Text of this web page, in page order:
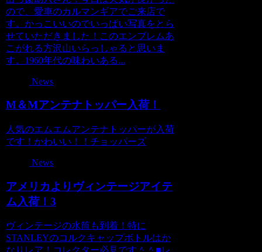
ので、愛車のカルマンギアでご来店で
す。かっこいいのでいっぱい写真をとら
せていただきました！このエンブレムあ
こがれる方沢山いらっしゃると思いま
す。1960年代の味わいある...
News
M＆Mアンテナトッパー入荷！
人気のエムエムアンテナトッパーが入荷
です！かわいい！！チョッパーズ
News
アメリカよりヴィンテージアイテ
ム入荷！3
ヴィンテージの水筒も到着！特に
STANLEYのコルクキャップボトルはか